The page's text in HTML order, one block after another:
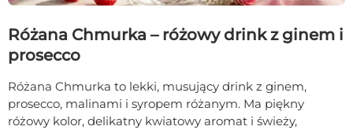
Różana Chmurka – różowy drink z ginem i
prosecco
Różana Chmurka to lekki, musujący drink z ginem,
prosecco, malinami i syropem różanym. Ma piękny
różowy kolor, delikatny kwiatowy aromat i świeży,